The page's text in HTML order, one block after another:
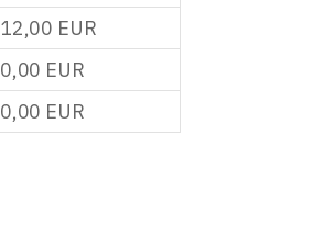
12,00 EUR
0,00 EUR
0,00 EUR